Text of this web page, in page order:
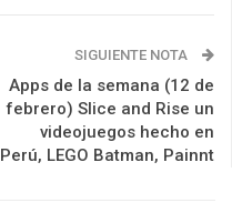
SIGUIENTE NOTA
Apps de la semana (12 de
febrero) Slice and Rise un
videojuegos hecho en
Perú, LEGO Batman, Painnt